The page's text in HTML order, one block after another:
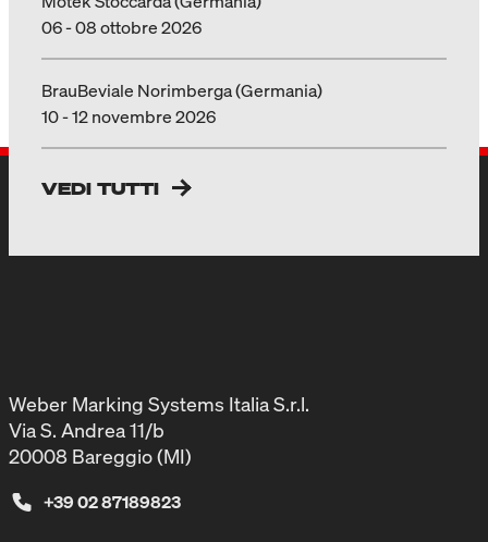
06 - 08 ottobre 2026
BrauBeviale Norimberga (Germania)
10 - 12 novembre 2026
VEDI TUTTI
Weber Marking Systems Italia S.r.l.
Via S. Andrea 11/b
20008 Bareggio (MI)
+39 02 87189823